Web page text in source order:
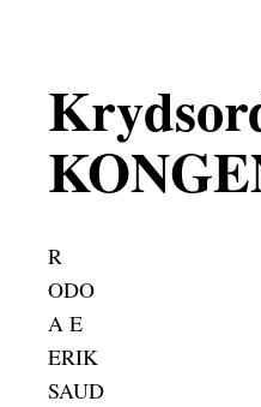
R
ODO
A E
ERIK
SAUD